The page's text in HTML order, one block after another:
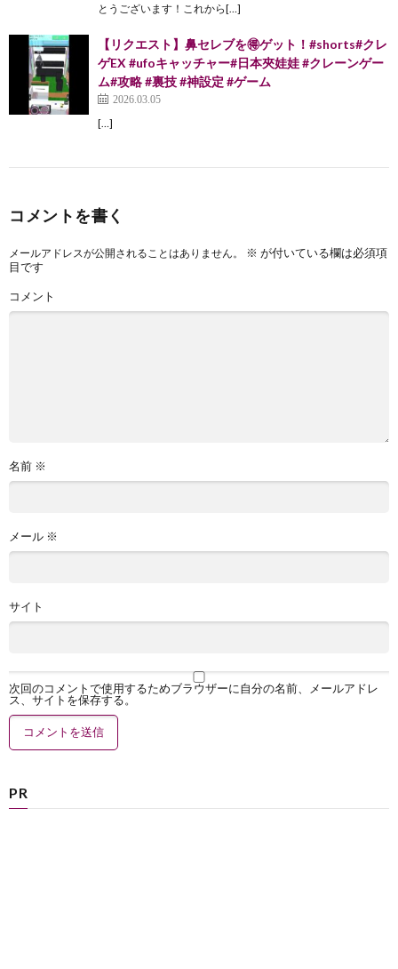
とうございます！これから[…]
【リクエスト】鼻セレブを🉐ゲット！#shorts#クレ
ゲEX #ufoキャッチャー#日本夾娃娃 #クレーンゲー
ム#攻略 #裏技 #神設定 #ゲーム
2026.03.05
[…]
コメントを書く
メールアドレスが公開されることはありません。 ※ が付いている欄は必須項
目です
コメント
名前 ※
メール ※
サイト
次回のコメントで使用するためブラウザーに自分の名前、メールアドレ
ス、サイトを保存する。
PR